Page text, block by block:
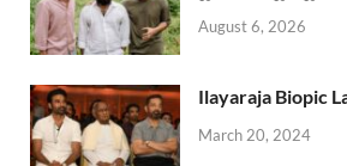
August 6, 2026
Ilayaraja Biopic
March 20, 2024